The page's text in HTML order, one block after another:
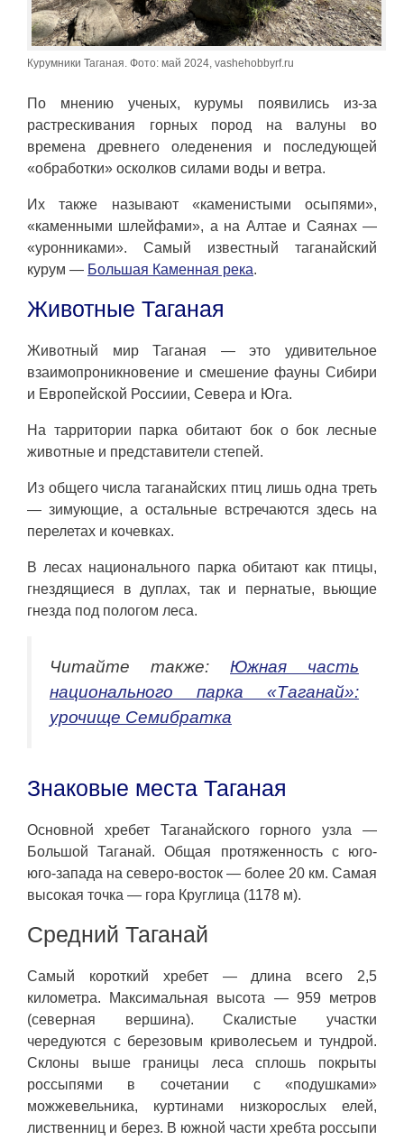
Курумники Таганая. Фото: май 2024, vashehobbyrf.ru
По мнению ученых, курумы появились из-за
растрескивания горных пород на валуны во
времена древнего оледенения и последующей
«обработки» осколков силами воды и ветра.
Их также называют «каменистыми осыпями»,
«каменными шлейфами», а на Алтае и Саянах —
«уронниками». Самый известный таганайский
курум — Большая Каменная река.
Животные Таганая
Животный мир Таганая — это удивительное
взаимопроникновение и смешение фауны Сибири
и Европейской Россиии, Севера и Юга.
На тарритории парка обитают бок о бок лесные
животные и представители степей.
Из общего числа таганайских птиц лишь одна треть
— зимующие, а остальные встречаются здесь на
перелетах и кочевках.
В лесах национального парка обитают как птицы,
гнездящиеся в дуплах, так и пернатые, вьющие
гнезда под пологом леса.
Читайте также: Южная часть
национального парка «Таганай»:
урочище Семибратка
Знаковые места Таганая
Основной хребет Таганайского горного узла —
Большой Таганай. Общая протяженность с юго-
юго-запада на северо-восток — более 20 км. Самая
высокая точка — гора Круглица (1178 м).
Средний Таганай
Самый короткий хребет — длина всего 2,5
километра. Максимальная высота — 959 метров
(северная вершина). Скалистые участки
чередуются с березовым криволесьем и тундрой.
Склоны выше границы леса сплошь покрыты
россыпями в сочетании с «подушками»
можжевельника, куртинами низкорослых елей,
лиственниц и берез. В южной части хребта россыпи